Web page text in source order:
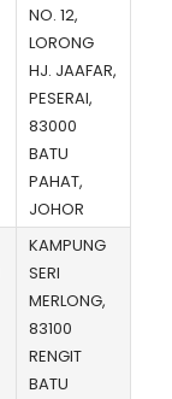
NO. 12,
LORONG
HJ. JAAFAR,
PESERAI,
83000
BATU
PAHAT,
JOHOR
KAMPUNG
SERI
MERLONG,
83100
RENGIT
BATU